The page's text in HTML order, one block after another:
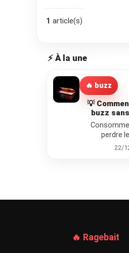
1 article(s)
⚡ À la une
🔥 buzz
💡
buzz
zombie
perdre
22/
🔥 Ragebait